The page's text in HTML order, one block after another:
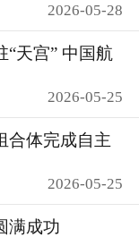
2026-05-28
天宫” 中国航
2026-05-25
合体完成自主
2026-05-25
满成功